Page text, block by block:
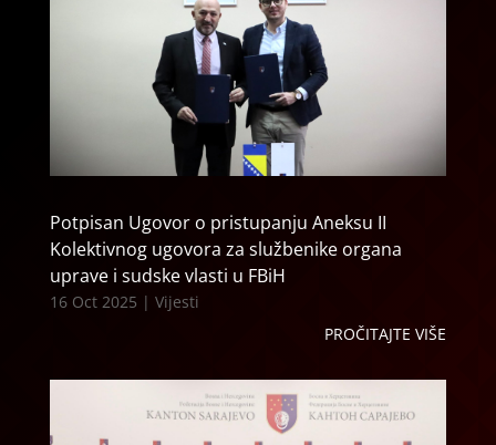
Potpisan Ugovor o pristupanju Aneksu II
Kolektivnog ugovora za službenike organa
uprave i sudske vlasti u FBiH
16 Oct 2025 | Vijesti
PROČITAJTE VIŠE